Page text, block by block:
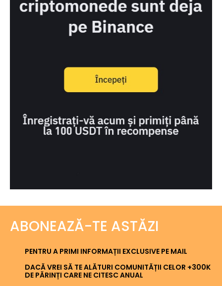
ABONEAZĂ-TE ASTĂZI
PENTRU A PRIMI INFORMAȚII EXCLUSIVE PE MAIL
DACĂ VREI SĂ TE ALĂTURI COMUNITĂȚII CELOR +300K
DE PĂRINȚI CARE NE CITESC ANUAL